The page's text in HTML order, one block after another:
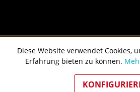
Diese Website verwendet Cookies,
Erfahrung bieten zu können.